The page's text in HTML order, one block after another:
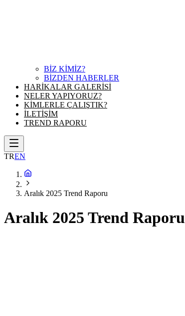
BİZ KİMİZ?
BİZDEN HABERLER
HARİKALAR GALERİSİ
NELER YAPIYORUZ?
KİMLERLE ÇALIŞTIK?
İLETİŞİM
TREND RAPORU
TREN
Aralık 2025 Trend Raporu
Aralık 2025 Trend Raporu